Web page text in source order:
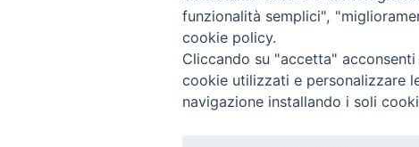
funzionalità semplici",
cookie policy.
Cliccando su "accetta"
cookie utilizzati e personalizzare
navigazione installando i soli